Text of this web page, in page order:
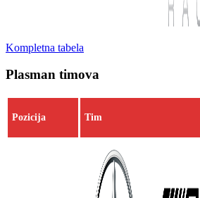
Kompletna tabela
Plasman timova
Pozicija Tim